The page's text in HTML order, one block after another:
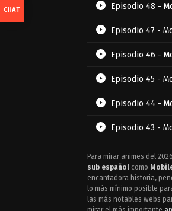
Episodio 48 -
Episodio 47 -
Episodio 46 -
Episodio 45 -
Episodio 44 -
Episodio 43 -
Episodio 42 -
Episodio 41 -
Episodio 40 -
Para mirar animes del
sub español como
encantadora historia,
lo más mínimo posible
las más notables webs